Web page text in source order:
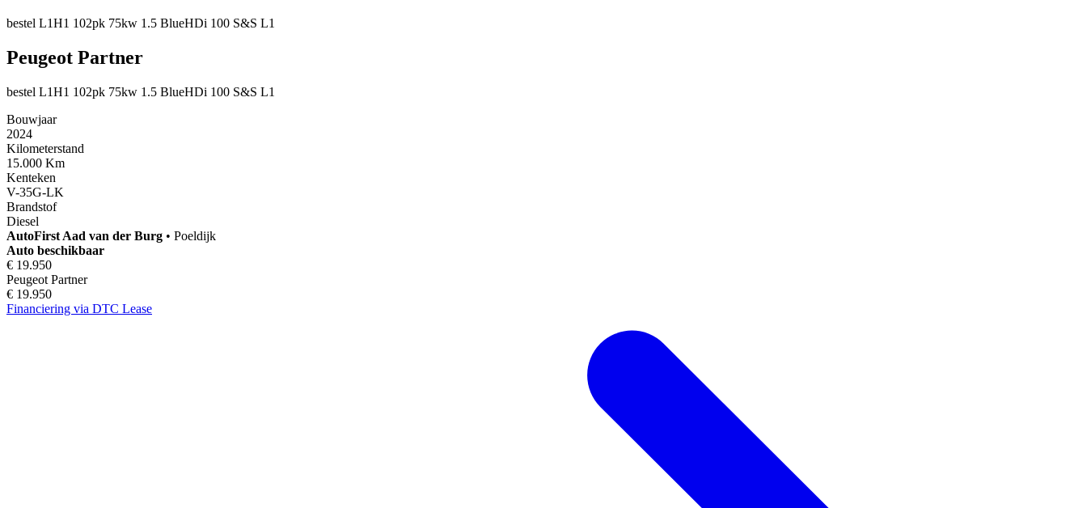
bestel L1H1 102pk 75kw 1.5 BlueHDi 100 S&S L1
Peugeot Partner
bestel L1H1 102pk 75kw 1.5 BlueHDi 100 S&S L1
Bouwjaar
2024
Kilometerstand
15.000 Km
Kenteken
V-35G-LK
Brandstof
Diesel
AutoFirst Aad van der Burg • Poeldijk
Auto beschikbaar
€ 19.950
Peugeot Partner
€ 19.950
Financiering via DTC Lease